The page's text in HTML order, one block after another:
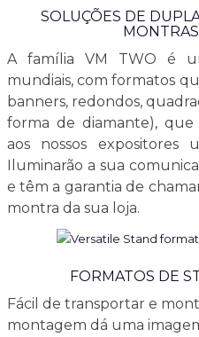
SOLUÇÕES DE
A família VM TWO é
mundiais, com formatos
banners, redondos,
forma de diamante),
aos nossos expositores
Iluminarão a sua
e têm a garantia de
montra da sua loja.
FORMATOS DE
Fácil de transportar e
montagem dá uma